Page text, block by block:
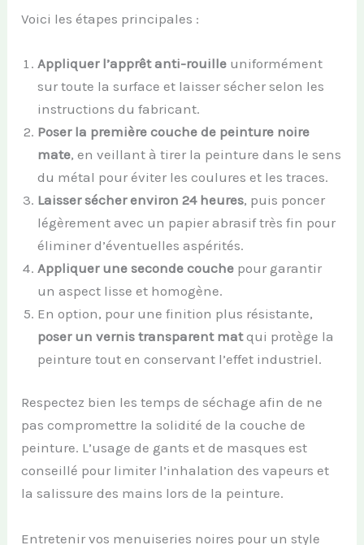
Voici les étapes principales :
Appliquer l’apprêt anti-rouille uniformément
sur toute la surface et laisser sécher selon les
instructions du fabricant.
Poser la première couche de peinture noire
mate, en veillant à tirer la peinture dans le sens
du métal pour éviter les coulures et les traces.
Laisser sécher environ 24 heures, puis poncer
légèrement avec un papier abrasif très fin pour
éliminer d’éventuelles aspérités.
Appliquer une seconde couche pour garantir
un aspect lisse et homogène.
En option, pour une finition plus résistante,
poser un vernis transparent matqui protège la
peinture tout en conservant l’effet industriel.
Respectez bien les temps de séchage afin de ne
pas compromettre la solidité de la couche de
peinture. L’usage de gants et de masques est
conseillé pour limiter l’inhalation des vapeurs et
la salissure des mains lors de la peinture.
Entretenir vos menuiseries noires pour un style